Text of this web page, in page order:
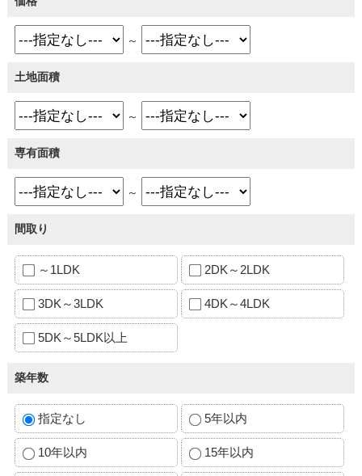
～
土地面積
～
専有面積
～
間取り
～1LDK 2DK～2LDK
3DK～3LDK 4DK～4LDK
5DK～5LDK以上
築年数
指定なし 5年以内
10年以内 15年以内